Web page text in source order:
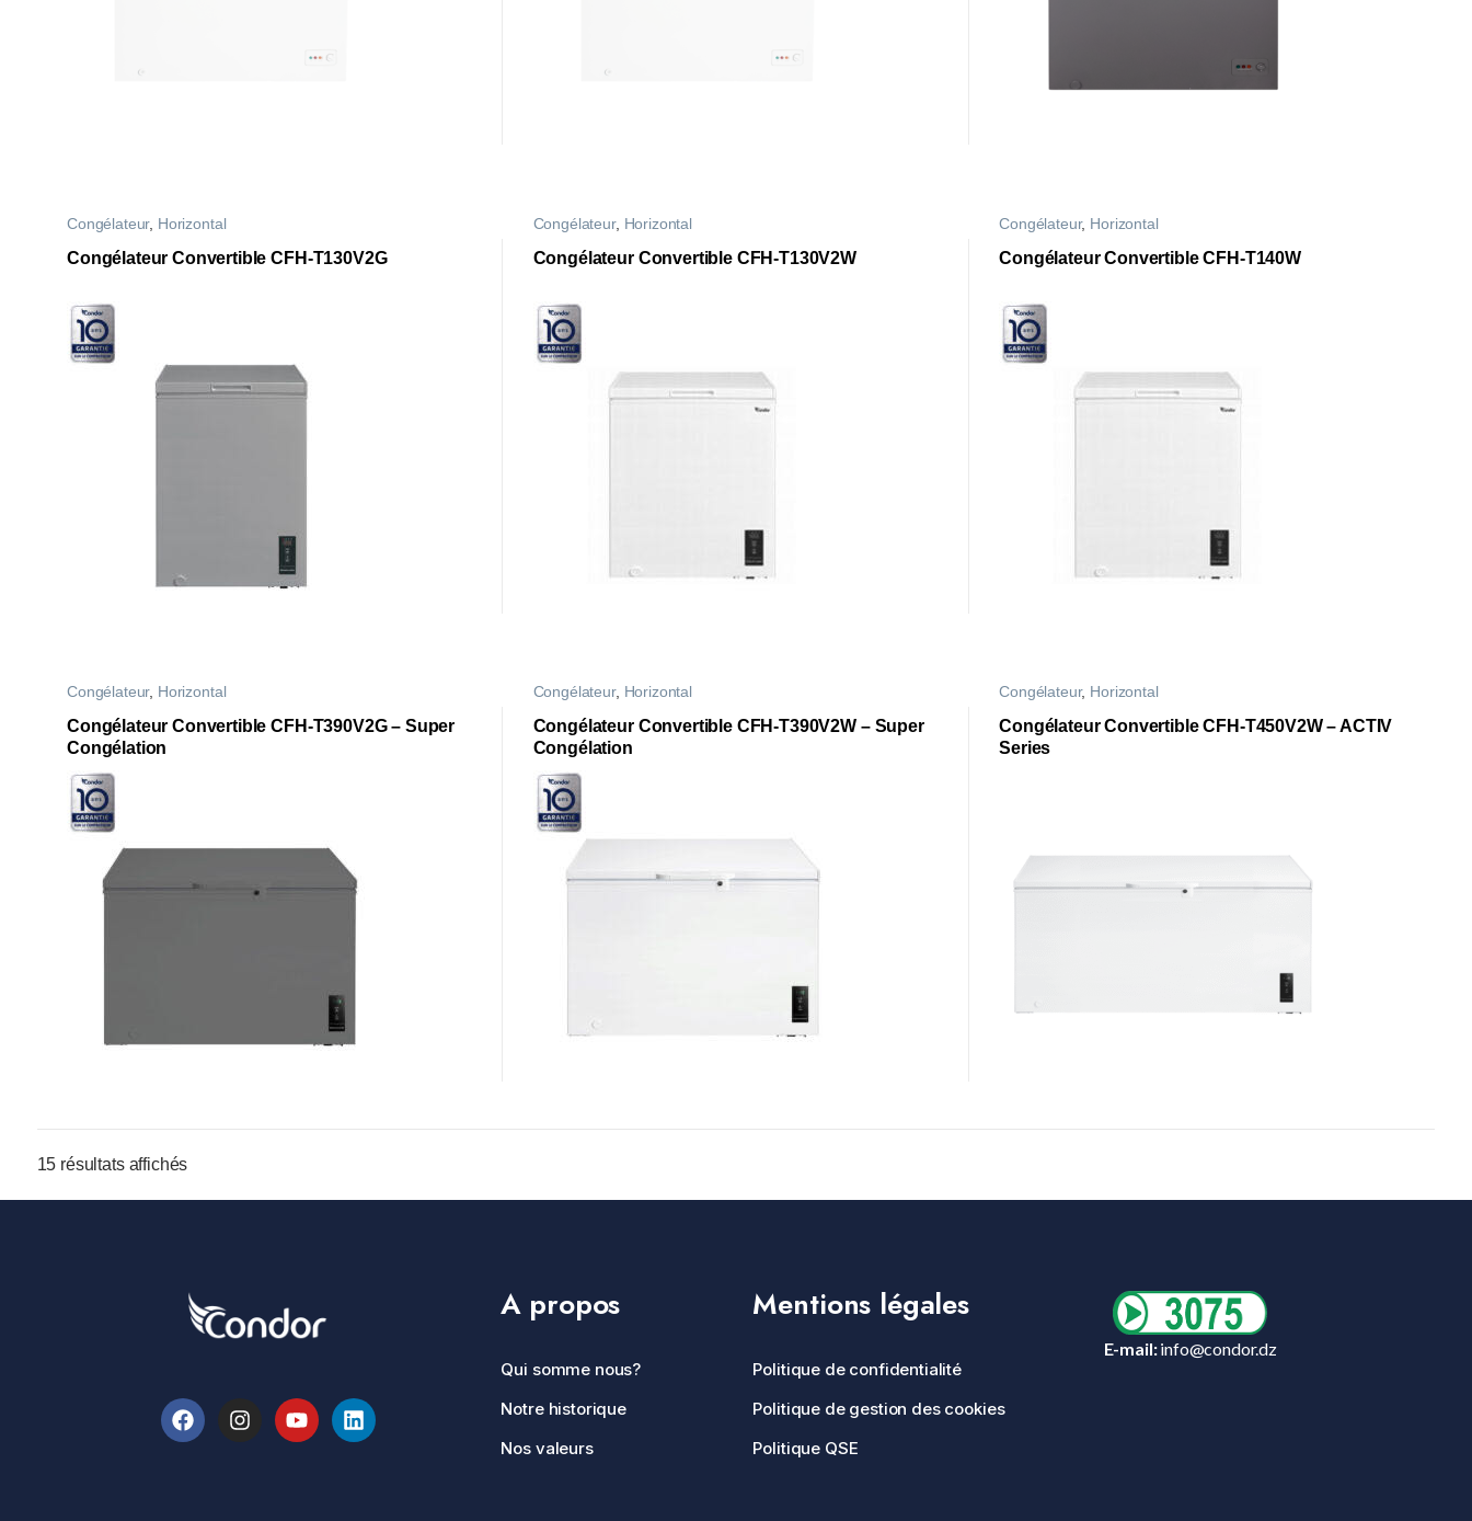
Congélateur, Horizontal
Congélateur Convertible CFH-T130V2G
Congélateur, Horizontal
Congélateur Convertible CFH-T130V2W
Congélateur, Horizontal
Congélateur Convertible CFH-T140W
Congélateur, Horizontal
Congélateur Convertible CFH-T390V2G – Super
Congélation
Congélateur, Horizontal
Congélateur Convertible CFH-T390V2W – Super
Congélation
Congélateur, Horizontal
Congélateur Convertible CFH-T450V2W – ACTIV
Series
15 résultats affichés
A propos
Qui somme nous?
Notre historique
Nos valeurs
Mentions légales
Politique de confidentialité
Politique de gestion des cookies
Politique QSE
E-mail:info@condor.dz